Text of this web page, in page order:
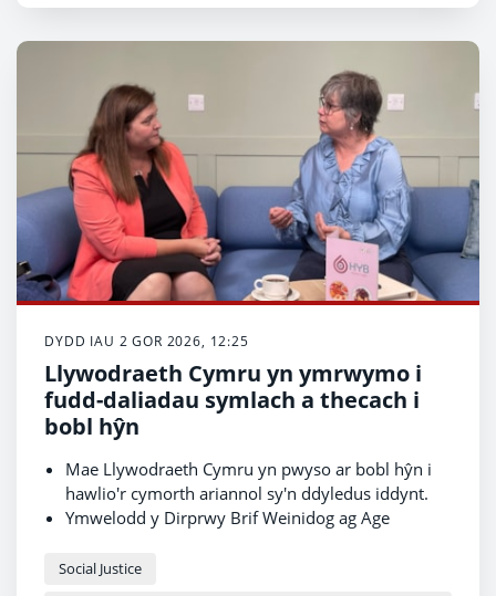
DYDD IAU 2 GOR 2026, 12:25
Llywodraeth Cymru yn ymrwymo i
fudd-daliadau symlach a thecach i
bobl hŷn
Mae Llywodraeth Cymru yn pwyso ar bobl hŷn i
hawlio'r cymorth ariannol sy'n ddyledus iddynt.
Ymwelodd y Dirprwy Brif Weinidog ag Age
Gweithio tuag at system les symlach a thecach i
Social Justice